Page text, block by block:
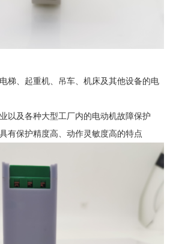
梯、起重机、吊车、机床及其他设备的电
以及各种大型工厂内的电动机故障保护
有保护精度高、动作灵敏度高的特点